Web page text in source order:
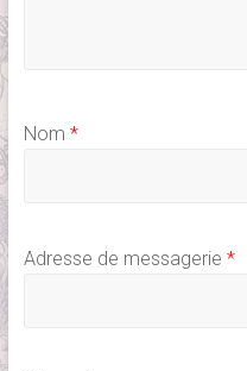
Nom *
Adresse de messagerie *